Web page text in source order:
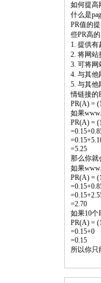
如何提高
什么是
PR值的
些PR高
1. 提供
2. 将网站
3. 可将
4. 与其他
5. 与其他
情链接的
PR(A) =
如果
PR(A) =
=5.25
那么你就
如果
PR(A) =
=2.70
如果10个
PR(A) =
=0.15+0
=0.15
所以你只